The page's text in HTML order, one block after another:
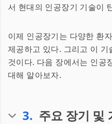
서 현대의 인공장기 기술이
이제 인공장기는 다양한 환
제공하고 있다. 그리고 이
것이다. 다음 장에서는 인공
대해 알아보자.
3. 주요 장기 및